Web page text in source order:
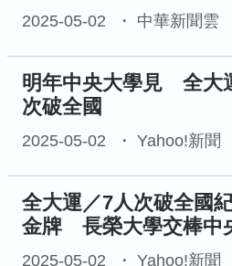
2025-05-02 中華新聞雲
明年中央大學見 全
次破全國
2025-05-02 Yahoo!新聞
全大運／7人次破全國
金牌 長榮大學交棒中
2025-05-02 Yahoo!新聞